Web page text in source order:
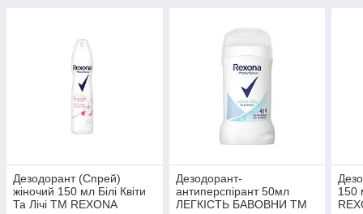
Дезодорант (Спрей)
жіночий 150 мл Білі Квіти
Та Лічі ТМ REXONA
Дезодорант-
антиперспірант 50мл
ЛЕГКІСТЬ БАВОВНИ ТМ
150